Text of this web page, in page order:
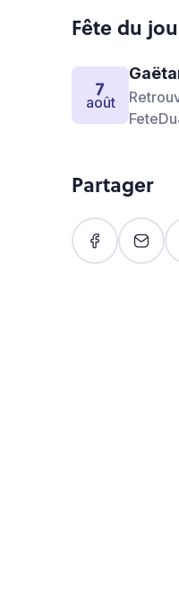
Fête du
7
août
Partager